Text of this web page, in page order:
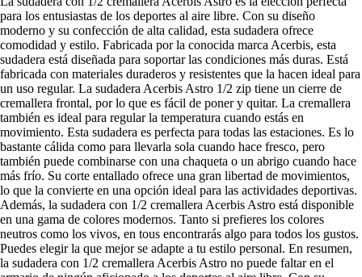
para los entusiastas de los deportes al aire libre. Con su diseño
moderno y su confección de alta calidad, esta sudadera ofrece
comodidad y estilo. Fabricada por la conocida marca Acerbis, esta
sudadera está diseñada para soportar las condiciones más duras. Está
fabricada con materiales duraderos y resistentes que la hacen ideal para
un uso regular. La sudadera Acerbis Astro 1/2 zip tiene un cierre de
cremallera frontal, por lo que es fácil de poner y quitar. La cremallera
también es ideal para regular la temperatura cuando estás en
movimiento. Esta sudadera es perfecta para todas las estaciones. Es lo
bastante cálida como para llevarla sola cuando hace fresco, pero
también puede combinarse con una chaqueta o un abrigo cuando hace
más frío. Su corte entallado ofrece una gran libertad de movimientos,
lo que la convierte en una opción ideal para las actividades deportivas.
Además, la sudadera con 1/2 cremallera Acerbis Astro está disponible
en una gama de colores modernos. Tanto si prefieres los colores
neutros como los vivos, en tous encontrarás algo para todos los gustos.
Puedes elegir la que mejor se adapte a tu estilo personal. En resumen,
la sudadera con 1/2 cremallera Acerbis Astro no puede faltar en el